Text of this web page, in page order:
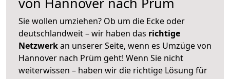
Sie wollen umziehen? Ob um die Ecke oder
deutschlandweit – wir haben das richtige
Netzwerkan unserer Seite, wenn es Umzüge von
Hannover nach Prüm geht! Wenn Sie nicht
weiterwissen – haben wir die richtige Lösung für